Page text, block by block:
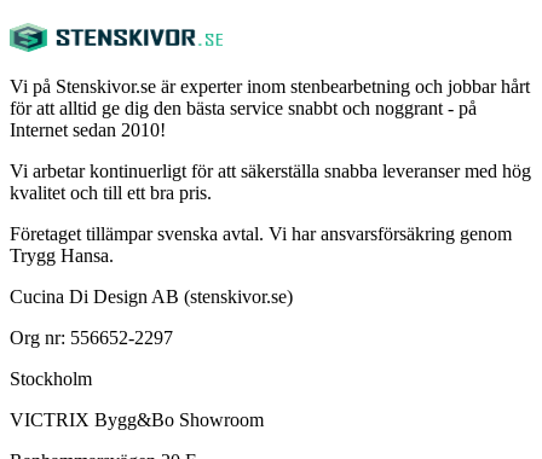
Vi på Stenskivor.se är experter inom stenbearbetning och jobbar hårt
för att alltid ge dig den bästa service snabbt och noggrant - på
Internet sedan 2010!
Vi arbetar kontinuerligt för att säkerställa snabba leveranser med hög
kvalitet och till ett bra pris.
Företaget tillämpar svenska avtal. Vi har ansvarsförsäkring genom
Trygg Hansa.
Cucina Di Design AB (stenskivor.se)
Org nr: 556652-2297
Stockholm
VICTRIX Bygg&Bo Showroom